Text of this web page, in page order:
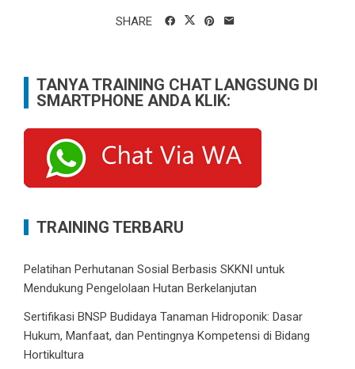
SHARE
TANYA TRAINING CHAT LANGSUNG DI
SMARTPHONE ANDA KLIK:
TRAINING TERBARU
Pelatihan Perhutanan Sosial Berbasis SKKNI untuk
Mendukung Pengelolaan Hutan Berkelanjutan
Sertifikasi BNSP Budidaya Tanaman Hidroponik: Dasar
Hukum, Manfaat, dan Pentingnya Kompetensi di Bidang
Hortikultura